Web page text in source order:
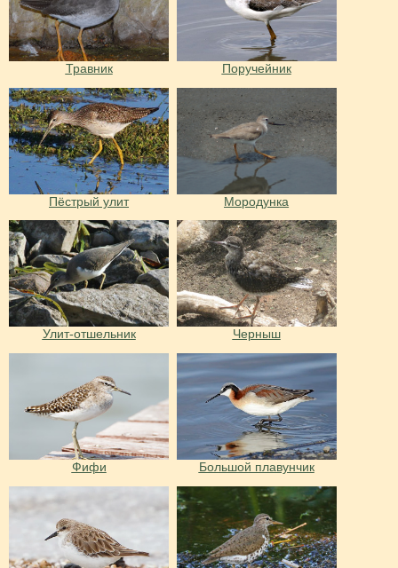
Травник Поручейник
Пёстрый улит Мородунка
Улит-отшельник Черныш
Фифи Большой плавунчик